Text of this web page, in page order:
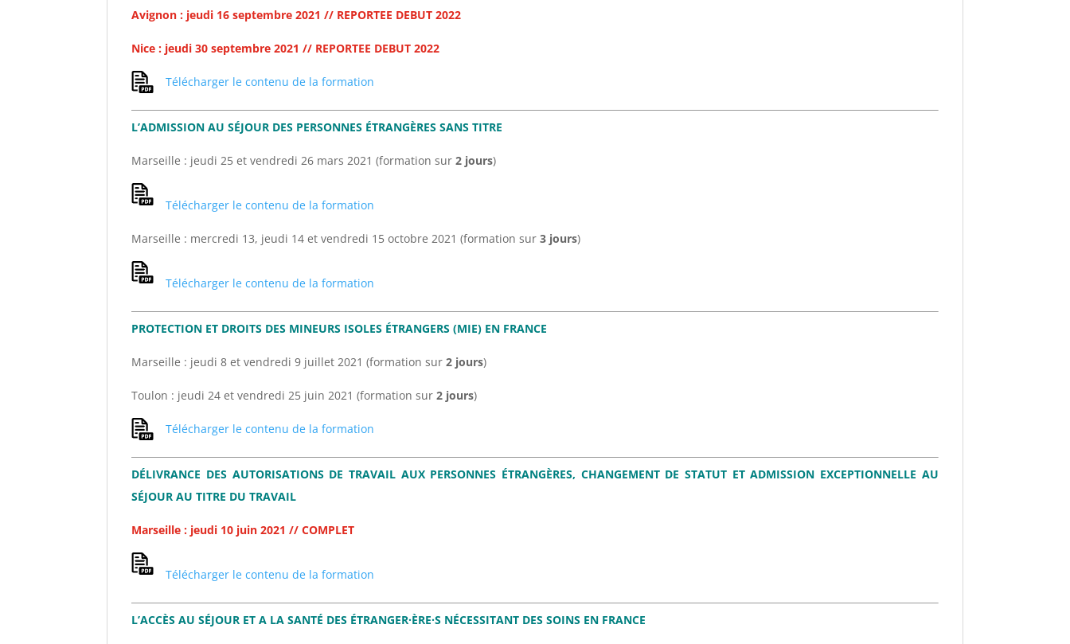
Avignon : jeudi 16 septembre 2021 // REPORTEE DEBUT 2022
Nice : jeudi 30 septembre 2021 // REPORTEE DEBUT 2022
Télécharger le contenu de la formation
L’ADMISSION AU SÉJOUR DES PERSONNES ÉTRANGÈRES SANS TITRE
Marseille : jeudi 25 et vendredi 26 mars 2021 (formation sur2 jours)
Télécharger le contenu de la formation
Marseille : mercredi 13, jeudi 14 et vendredi 15 octobre 2021 (formation sur3 jours)
Télécharger le contenu de la formation
PROTECTION ET DROITS DES MINEURS ISOLES ÉTRANGERS (MIE) EN FRANCE
Marseille : jeudi 8 et vendredi 9 juillet 2021 (formation sur2 jours)
Toulon : jeudi 24 et vendredi 25 juin 2021 (formation sur2 jours)
Télécharger le contenu de la formation
DÉLIVRANCE DES AUTORISATIONS DE TRAVAIL AUX PERSONNES ÉTRANGÈRES, CHANGEMENT DE STATUT ET ADMISSION EXCEPTIONNELLE AU
SÉJOUR AU TITRE DU TRAVAIL
Marseille : jeudi 10 juin 2021 // COMPLET
Télécharger le contenu de la formation
L’ACCÈS AU SÉJOUR ET A LA SANTÉ DES ÉTRANGER·ÈRE·S NÉCESSITANT DES SOINS EN FRANCE